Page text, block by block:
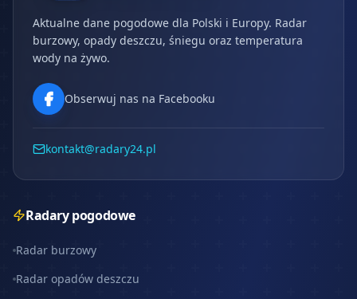
Aktualne dane pogodowe dla Polski i Europy. Radar
burzowy, opady deszczu, śniegu oraz temperatura
wody na żywo.
Obserwuj nas na Facebooku
kontakt@radary24.pl
Radary pogodowe
Radar burzowy
Radar opadów deszczu